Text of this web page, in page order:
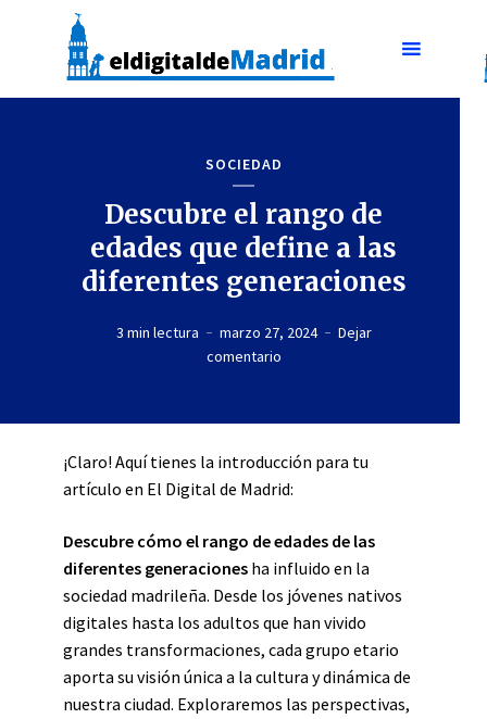
SOCIEDAD
Descubre el rango de
edades que define a las
diferentes generaciones
3 min lectura marzo 27, 2024
Dejar
comentario
¡Claro! Aquí tienes la introducción para tu
artículo en El Digital de Madrid:
Descubre cómo el rango de edades de las
diferentes generaciones ha influido en la
sociedad madrileña. Desde los jóvenes nativos
digitales hasta los adultos que han vivido
grandes transformaciones, cada grupo etario
aporta su visión única a la cultura y dinámica de
nuestra ciudad. Exploraremos las perspectivas,